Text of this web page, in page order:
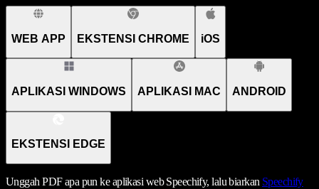
WEB APP EKSTENSI CHROME iOS
APLIKASI WINDOWS APLIKASI MAC ANDROID
EKSTENSI EDGE
Unggah PDF apa pun ke aplikasi web Speechify, lalu biarkan Speechify